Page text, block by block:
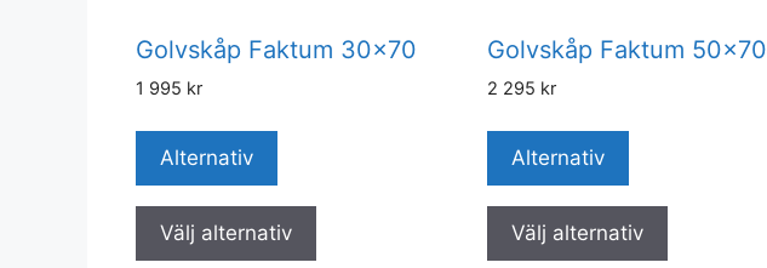
Golvskåp Faktum 30×70
1 995 kr
Alternativ
Välj alternativ
Golvskåp Faktum 50×70
2 295 kr
Alternativ
Välj alternativ